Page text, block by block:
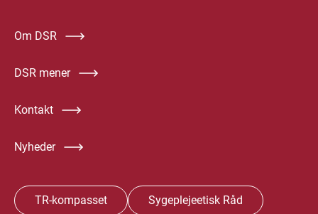
Om DSR
DSR mener
Kontakt
Nyheder
TR-kompasset Sygeplejeetisk Råd